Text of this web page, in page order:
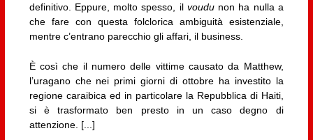
definitivo. Eppure, molto spesso, il voudunon ha nulla a
che fare con questa folclorica ambiguità esistenziale,
mentre c’entrano parecchio gli affari, il business.
È così che il numero delle vittime causato da Matthew,
l’uragano che nei primi giorni di ottobre ha investito la
regione caraibica ed in particolare la Repubblica di Haiti,
si è trasformato ben presto in un caso degno di
attenzione. [...]